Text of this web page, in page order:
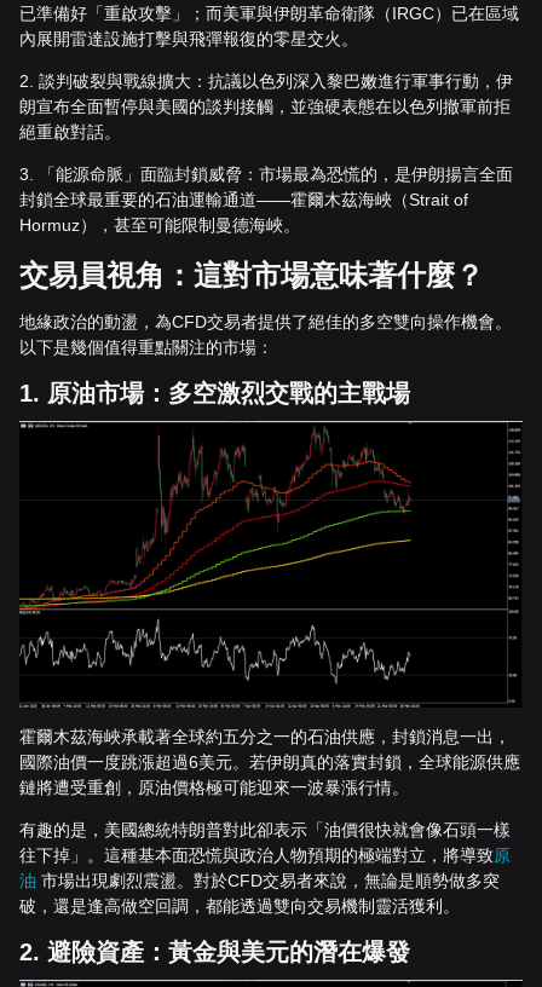
已準備好「重啟攻擊」；而美軍與伊朗革命衛隊（IRGC）已在區域
內展開雷達設施打擊與飛彈報復的零星交火。
2. 談判破裂與戰線擴大：抗議以色列深入黎巴嫩進行軍事行動，伊
朗宣布全面暫停與美國的談判接觸，並強硬表態在以色列撤軍前拒
絕重啟對話。
3. 「能源命脈」面臨封鎖威脅：市場最為恐慌的，是伊朗揚言全面
封鎖全球最重要的石油運輸通道——霍爾木茲海峽（Strait of
Hormuz），甚至可能限制曼德海峽。
交易員視角：這對市場意味著什麼？
地緣政治的動盪，為CFD交易者提供了絕佳的多空雙向操作機會。
以下是幾個值得重點關注的市場：
1. 原油市場：多空激烈交戰的主戰場
霍爾木茲海峽承載著全球約五分之一的石油供應，封鎖消息一出，
國際油價一度跳漲超過6美元。若伊朗真的落實封鎖，全球能源供應
鏈將遭受重創，原油價格極可能迎來一波暴漲行情。
有趣的是，美國總統特朗普對此卻表示「油價很快就會像石頭一樣
往下掉」。這種基本面恐慌與政治人物預期的極端對立，將導致原
油 市場出現劇烈震盪。對於CFD交易者來說，無論是順勢做多突
破，還是逢高做空回調，都能透過雙向交易機制靈活獲利。
2. 避險資產：黃金與美元的潛在爆發